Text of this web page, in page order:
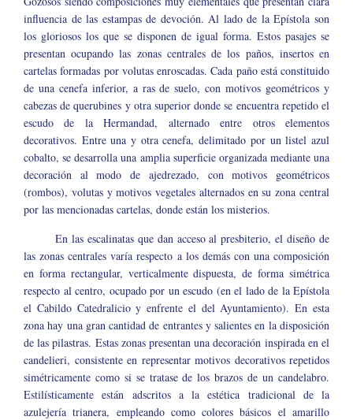
influencia de las estampas de devoción. Al lado de la Epístola son
los gloriosos los que se disponen de igual forma. Estos pasajes se
presentan ocupando las zonas centrales de los paños, insertos en
cartelas formadas por volutas enroscadas. Cada paño está constituido
de una cenefa inferior, a ras de suelo, con motivos geométricos y
cabezas de querubines y otra superior donde se encuentra repetido el
escudo de la Hermandad, alternado entre otros elementos
decorativos. Entre una y otra cenefa, delimitado por un listel azul
cobalto, se desarrolla una amplia superficie organizada mediante una
decoración al modo de ajedrezado, con motivos geométricos
(rombos), volutas y motivos vegetales alternados en su zona central
por las mencionadas cartelas, donde están los misterios.
En las escalinatas que dan acceso al presbiterio, el diseño de
las zonas centrales varía respecto a los demás con una composición
en forma rectangular, verticalmente dispuesta, de forma simétrica
respecto al centro, ocupado por un escudo (en el lado de la Epístola
el Cabildo Catedralicio y enfrente el del Ayuntamiento). En esta
zona hay una gran cantidad de entrantes y salientes en la disposición
de las pilastras. Estas zonas presentan una decoración inspirada en el
candelieri, consistente en representar motivos decorativos repetidos
simétricamente como si se tratase de los brazos de un candelabro.
Estilísticamente están adscritos a la estética tradicional de la
azulejería trianera, empleando como colores básicos el amarillo